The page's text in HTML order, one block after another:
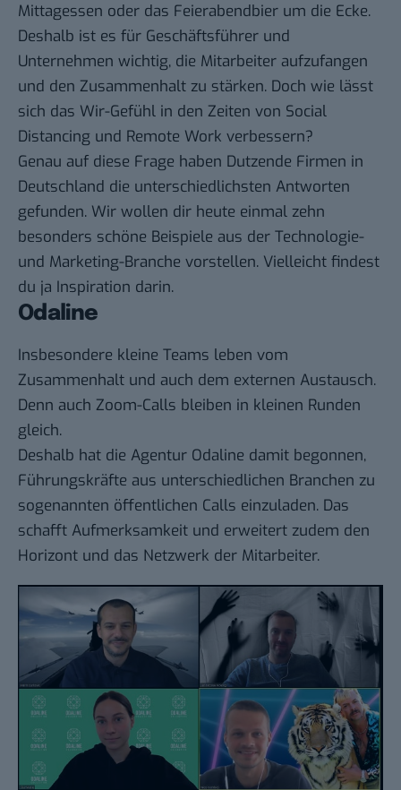
Mittagessen oder das Feierabendbier um die Ecke.
Deshalb ist es für Geschäftsführer und
Unternehmen wichtig, die Mitarbeiter aufzufangen
und den Zusammenhalt zu stärken. Doch wie lässt
sich das Wir-Gefühl in den Zeiten von Social
Distancing und Remote Work verbessern?
Genau auf diese Frage haben Dutzende Firmen in
Deutschland die unterschiedlichsten Antworten
gefunden. Wir wollen dir heute einmal zehn
besonders schöne Beispiele aus der Technologie-
und Marketing-Branche vorstellen. Vielleicht findest
du ja Inspiration darin.
Odaline
Insbesondere kleine Teams leben vom
Zusammenhalt und auch dem externen Austausch.
Denn auch Zoom-Calls bleiben in kleinen Runden
gleich.
Deshalb hat die Agentur Odaline damit begonnen,
Führungskräfte aus unterschiedlichen Branchen zu
sogenannten öffentlichen Calls einzuladen. Das
schafft Aufmerksamkeit und erweitert zudem den
Horizont und das Netzwerk der Mitarbeiter.